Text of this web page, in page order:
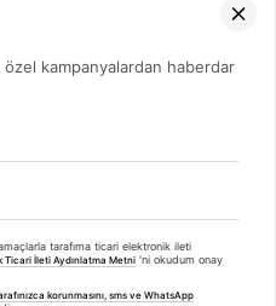
08 08
kampanyalardan haberdar
tarafıma ticari elektronik ileti
Ticari İleti Aydınlatma Metni 'ni okudum onay
korunmasını, sms ve WhatsApp